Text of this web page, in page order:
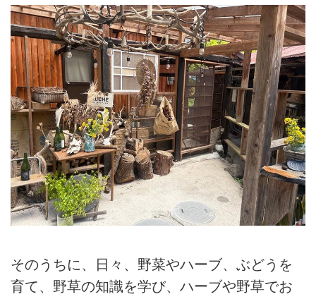
そのうちに、日々、野菜やハーブ、ぶどうを
育て、野草の知識を学び、ハーブや野草でお